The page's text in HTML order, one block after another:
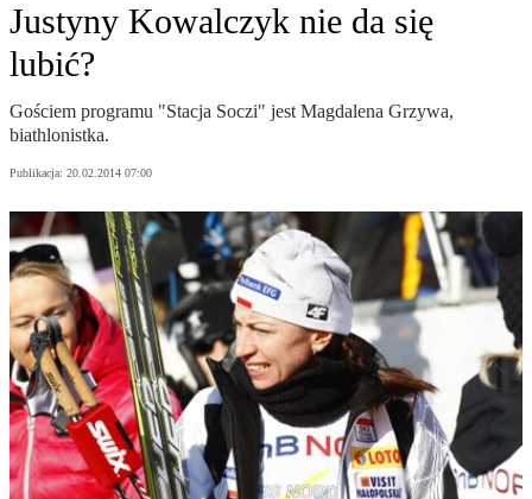
Justyny Kowalczyk nie da się
lubić?
Gościem programu "Stacja Soczi" jest Magdalena Grzywa,
biathlonistka.
Publikacja: 20.02.2014 07:00